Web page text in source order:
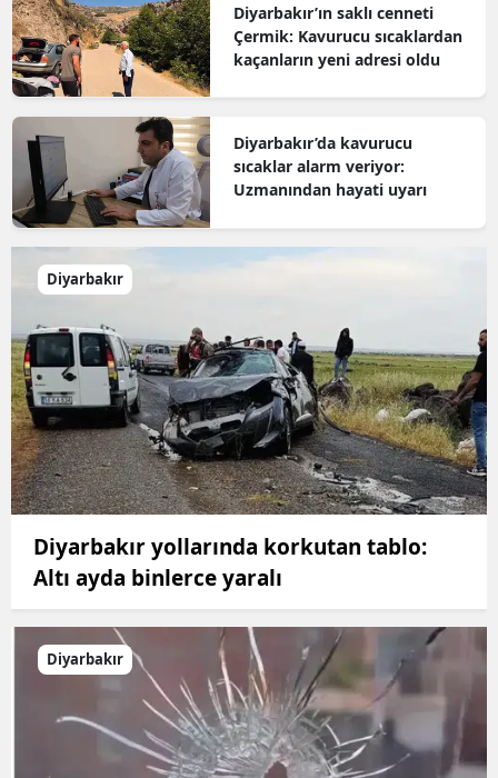
Diyarbakır’ın saklı cenneti
Çermik: Kavurucu sıcaklardan
kaçanların yeni adresi oldu
Diyarbakır’da kavurucu
sıcaklar alarm veriyor:
Uzmanından hayati uyarı
Diyarbakır
Diyarbakır yollarında korkutan tablo:
Altı ayda binlerce yaralı
Diyarbakır